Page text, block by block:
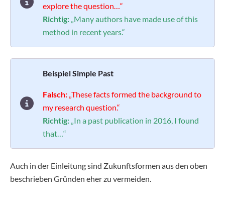
explore the question…“
Richtig: „Many authors have made use of this
method in recent years.“
Beispiel Simple Past
Falsch: „These facts formed the background to
my research question.“
Richtig: „In a past publication in 2016, I found
that…“
Auch in der Einleitung sind Zukunftsformen aus den oben
beschrieben Gründen eher zu vermeiden.